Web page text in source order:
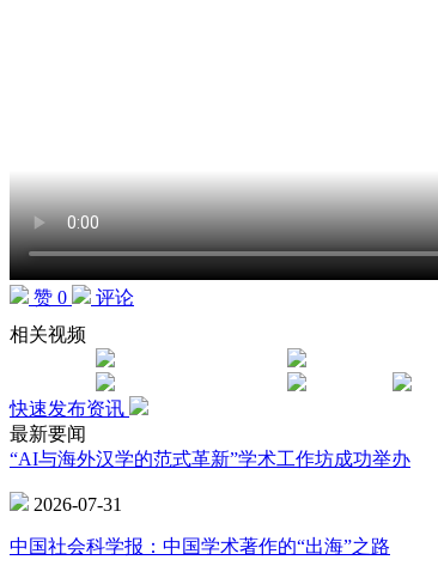
赞 0
评论
相关视频
快速发布资讯
最新要闻
“AI与海外汉学的范式革新”学术工作坊成功举办
2026-07-31
中国社会科学报：中国学术著作的“出海”之路